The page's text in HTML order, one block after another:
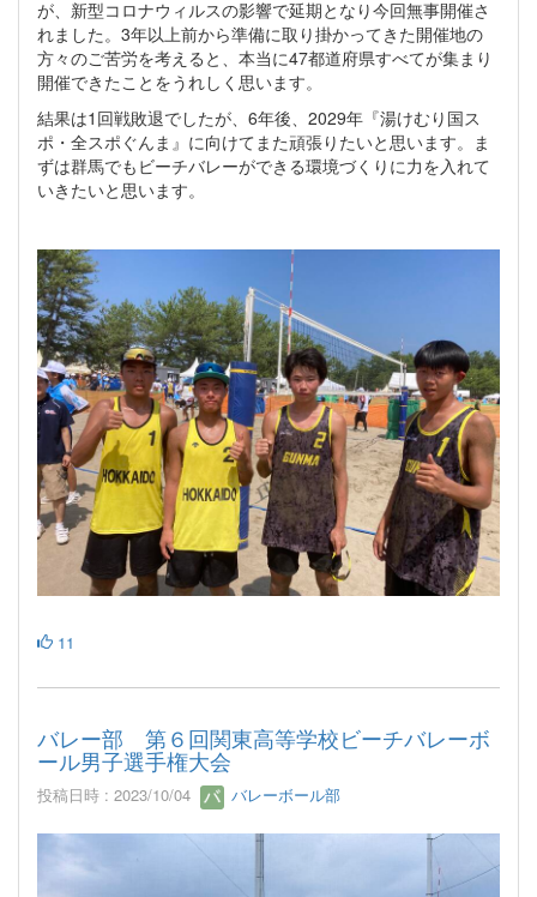
が、新型コロナウィルスの影響で延期となり今回無事開催さ
れました。3年以上前から準備に取り掛かってきた開催地の
方々のご苦労を考えると、本当に47都道府県すべてが集まり
開催できたことをうれしく思います。
結果は1回戦敗退でしたが、6年後、2029年『湯けむり国ス
ポ・全スポぐんま』に向けてまた頑張りたいと思います。ま
ずは群馬でもビーチバレーができる環境づくりに力を入れて
いきたいと思います。
11
バレー部 第６回関東高等学校ビーチバレーボ
ール男子選手権大会
投稿日時 : 2023/10/04 バレーボール部